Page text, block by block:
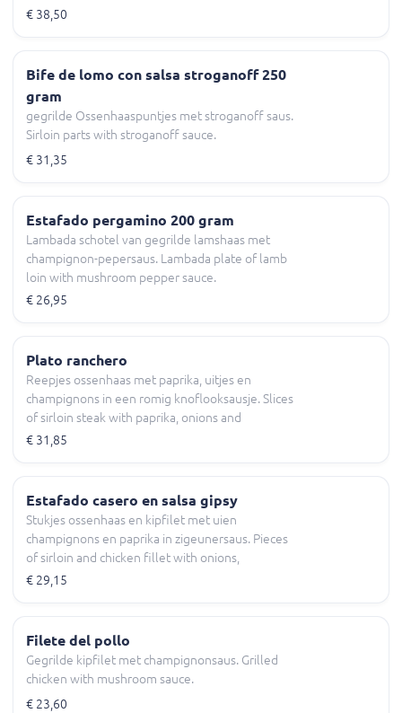
grilled sirloin (150 gram) and lamb cutlet and two
€ 38,50
Bife de lomo con salsa stroganoff 250
gram
gegrilde Ossenhaaspuntjes met stroganoff saus.
Sirloin parts with stroganoff sauce.
€ 31,35
Estafado pergamino 200 gram
Lambada schotel van gegrilde lamshaas met
champignon-pepersaus. Lambada plate of lamb
loin with mushroom pepper sauce.
€ 26,95
Plato ranchero
Reepjes ossenhaas met paprika, uitjes en
champignons in een romig knoflooksausje. Slices
of sirloin steak with paprika, onions and
mushroom in a creamy garlic sauce.
€ 31,85
Estafado casero en salsa gipsy
Stukjes ossenhaas en kipfilet met uien
champignons en paprika in zigeunersaus. Pieces
of sirloin and chicken fillet with onions,
mushrooms and paprika in gipsy sauce.
€ 29,15
Filete del pollo
Gegrilde kipfilet met champignonsaus. Grilled
chicken with mushroom sauce.
€ 23,60